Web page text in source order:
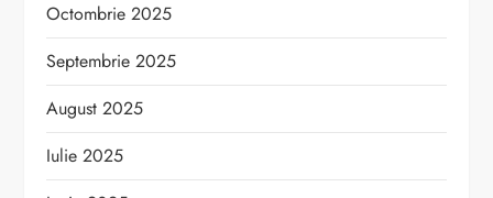
Octombrie 2025
Septembrie 2025
August 2025
Iulie 2025